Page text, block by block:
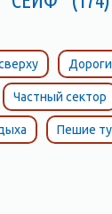
Частный сектор
Пешие